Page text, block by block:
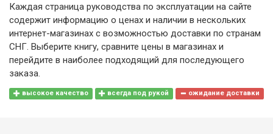
Каждая страница руководства по эксплуатации на сайте
содержит информацию о ценах и наличии в нескольких
интернет-магазинах с возможностью доставки по странам
СНГ. Выберите книгу, сравните цены в магазинах и
перейдите в наиболее подходящий для последующего
заказа.
высокое качество всегда под рукой ожидание доставки